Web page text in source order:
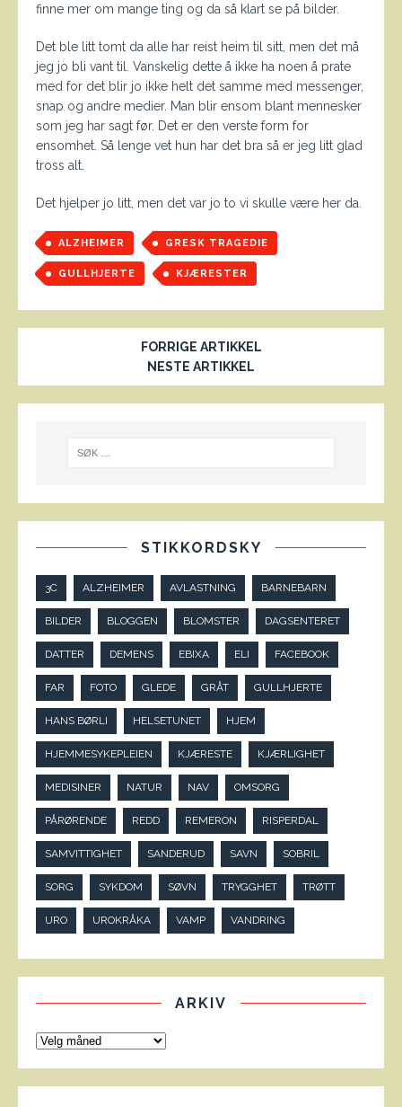
finne mer om mange ting og da så klart se på bilder.
Det ble litt tomt da alle har reist heim til sitt, men det må
jeg jo bli vant til. Vanskelig dette å ikke ha noen å prate
med for det blir jo ikke helt det samme med messenger,
snap og andre medier. Man blir ensom blant mennesker
som jeg har sagt før. Det er den verste form for
ensomhet. Så lenge vet hun har det bra så er jeg litt glad
tross alt.
Det hjelper jo litt, men det var jo to vi skulle være her da.
ALZHEIMER GRESK TRAGEDIE
GULLHJERTE KJÆRESTER
FORRIGE ARTIKKEL
NESTE ARTIKKEL
STIKKORDSKY
3C ALZHEIMER AVLASTNING BARNEBARN
BILDER BLOGGEN BLOMSTER DAGSENTERET
DATTER DEMENS EBIXA ELI FACEBOOK
FAR FOTO GLEDE GRÅT GULLHJERTE
HANS BØRLI HELSETUNET HJEM
HJEMMESYKEPLEIEN KJÆRESTE KJÆRLIGHET
MEDISINER NATUR NAV OMSORG
PÅRØRENDE REDD REMERON RISPERDAL
SAMVITTIGHET SANDERUD SAVN SOBRIL
SORG SYKDOM SØVN TRYGGHET TRØTT
URO UROKRÅKA VAMP VANDRING
ARKIV